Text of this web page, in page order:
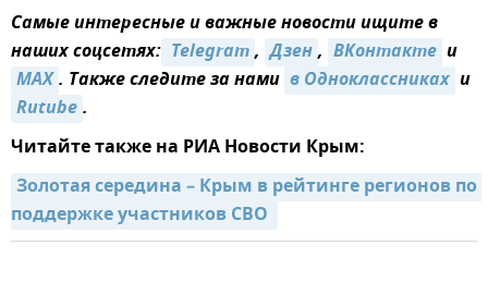
Самые интересные и важные новости ищите в
наших соцсетях: Telegram, Дзен, ВКонтакте и
MAX. Также следите за нами в Одноклассниках и
Rutube.
Читайте также на РИА Новости Крым:
Золотая середина – Крым в рейтинге регионов по
поддержке участников СВО